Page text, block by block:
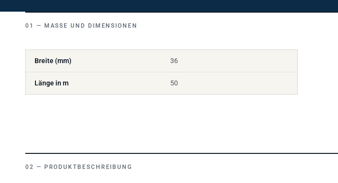
MASSE UND DIMENSIONEN
Breite (mm) 36
Länge in m 50
PRODUKTBESCHREIBUNG